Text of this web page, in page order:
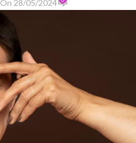
On 28/05/2024